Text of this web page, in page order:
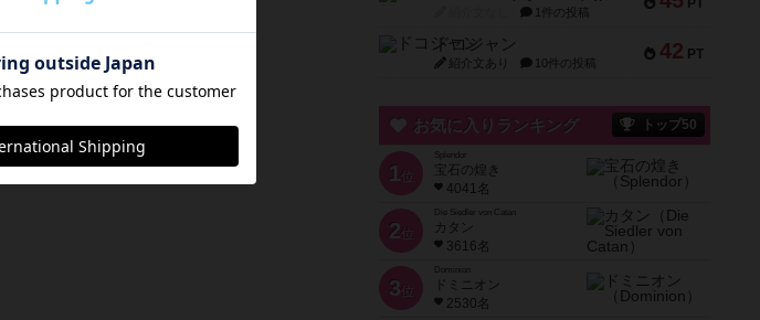
PT
1件の投稿
42 PT
ドコジャン
紹介文あり 10件の投稿
お気に入りランキング トップ50
1 位
宝石の煌き
4041名
2 位
Die Siedler von Catan
カタン
3616名
3 位
ドミニオン
2530名